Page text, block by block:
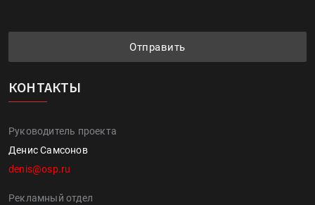
Отправить
КОНТАКТЫ
Руководитель проекта
Денис Самсонов
denis@osp.ru
Рекламный отдел